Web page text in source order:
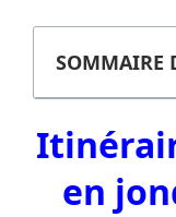
SOMMAIRE
en